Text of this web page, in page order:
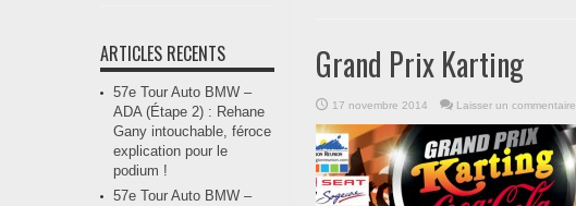
Grand Prix Karting
17 novembre 2014 Laisser un commentaire
ARTICLES RECENTS
57e Tour Auto BMW –
ADA (Étape 2) : Rehane
Gany intouchable, féroce
explication pour le
podium !
57e Tour Auto BMW –